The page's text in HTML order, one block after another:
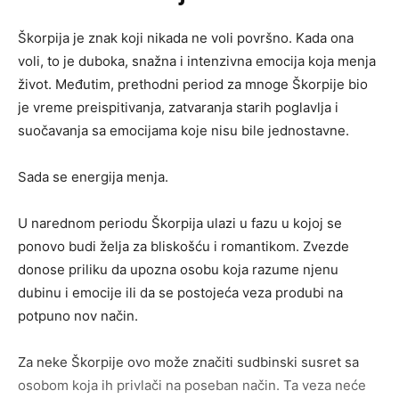
Škorpija je znak koji nikada ne voli površno. Kada ona
voli, to je duboka, snažna i intenzivna emocija koja menja
život. Međutim, prethodni period za mnoge Škorpije bio
je vreme preispitivanja, zatvaranja starih poglavlja i
suočavanja sa emocijama koje nisu bile jednostavne.
Sada se energija menja.
U narednom periodu Škorpija ulazi u fazu u kojoj se
ponovo budi želja za bliskošću i romantikom. Zvezde
donose priliku da upozna osobu koja razume njenu
dubinu i emocije ili da se postojeća veza produbi na
potpuno nov način.
Za neke Škorpije ovo može značiti sudbinski susret sa
osobom koja ih privlači na poseban način. Ta veza neće